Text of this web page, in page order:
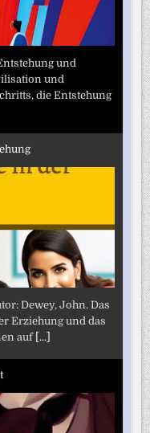
und
und
die Entstehung
Dewey, John. Das
Erziehung und das
auf [...]